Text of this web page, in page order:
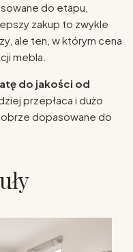
do etapu,
zakup to zwykle
ale ten, w którym cena
mebla.
do jakości od
przepłaca i dużo
dopasowane do